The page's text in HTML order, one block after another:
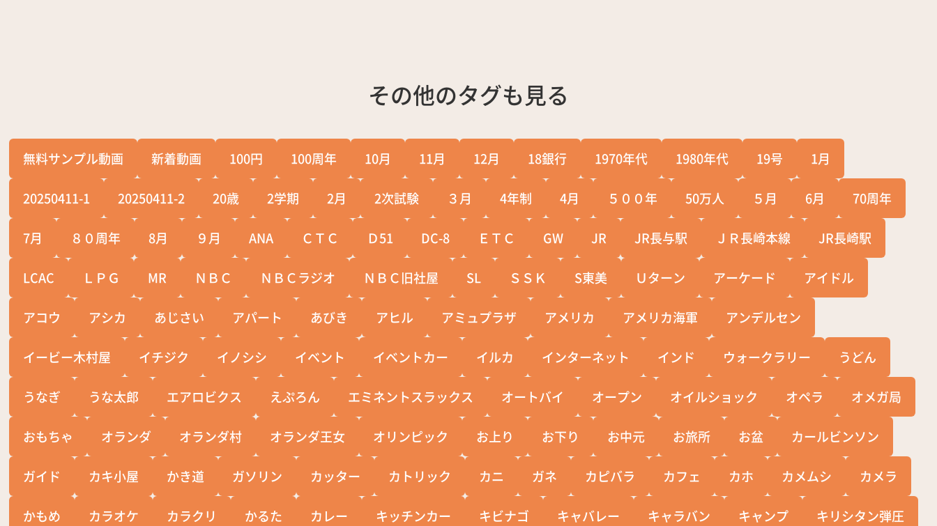
その他のタグも見る
無料サンプル動画 新着動画 100円 100周年 10月 11月 12月 18銀行 1970年代 1980年代 19号 1月
20250411-1 20250411-2 20歳 2学期 2月 2次試験 ３月 4年制 4月 ５００年 50万人 ５月 6月 70周年
7月 ８０周年 8月 ９月 ANA ＣＴＣ Ｄ51 DC-8 ＥＴＣ GW JR JR長与駅 ＪＲ長崎本線 JR長崎駅
LCAC ＬＰＧ MR ＮＢＣ ＮＢＣラジオ ＮＢＣ旧社屋 SL ＳＳＫ S東美 Ｕターン アーケード アイドル
アコウ アシカ あじさい アパート あびき アヒル アミュプラザ アメリカ アメリカ海軍 アンデルセン
イービー木村屋 イチジク イノシシ イベント イベントカー イルカ インターネット インド ウォークラリー うどん
うなぎ うな太郎 エアロビクス えぷろん エミネントスラックス オートバイ オープン オイルショック オペラ オメガ局
おもちゃ オランダ オランダ村 オランダ王女 オリンピック お上り お下り お中元 お旅所 お盆 カールビンソン
ガイド カキ小屋 かき道 ガソリン カッター カトリック カニ ガネ カピバラ カフェ カホ カメムシ カメラ
かもめ カラオケ カラクリ かるた カレー キッチンカー キビナゴ キャバレー キャラバン キャンプ キリシタン弾圧